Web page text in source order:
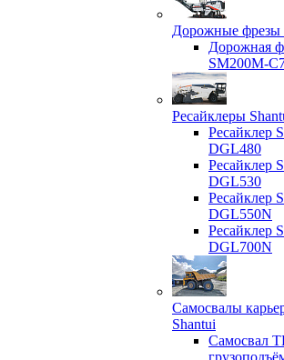
Дорожные фрезы
Дорожная
SM200M-
Ресайклеры
Ресайклер
DGL480
Ресайклер
DGL530
Ресайклер
DGL550N
Ресайклер
DGL700N
Самосвалы
Shantui
Самосвал